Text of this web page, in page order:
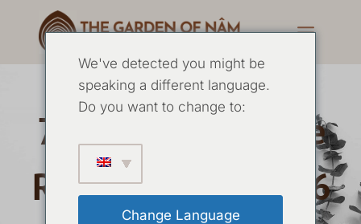
7 Tage Yoga & Stille
Retreat August 2026
We've detected you might be
speaking a different language.
Do you want to change to:
Change Language